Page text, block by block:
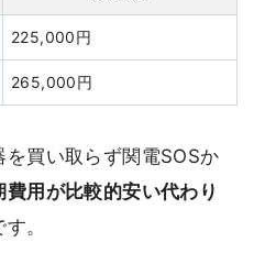
225,000円
265,000円
買い取らず関電SOSか
費用が比較的安い代わり
す。